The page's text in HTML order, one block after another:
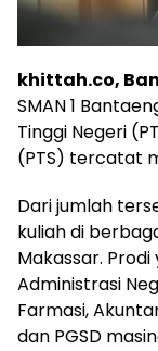
khittah.co,
SMAN 1
Tinggi Negeri
(PTS) tercatat
Dari jumlah
kuliah di
Makassar.
Administrasi
Farmasi,
dan PGSD